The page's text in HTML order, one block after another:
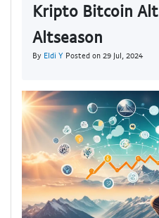
Kripto Bitcoin
Altseason
By Eldi Y Posted on 29 Jul, 2024